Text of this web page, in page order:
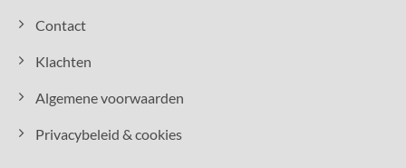
Contact
Klachten
Algemene voorwaarden
Privacybeleid & cookies